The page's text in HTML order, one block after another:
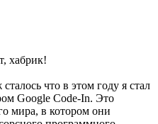
хабрик!
что в этом году я стал
Google Code-In. Это
мира, в котором они